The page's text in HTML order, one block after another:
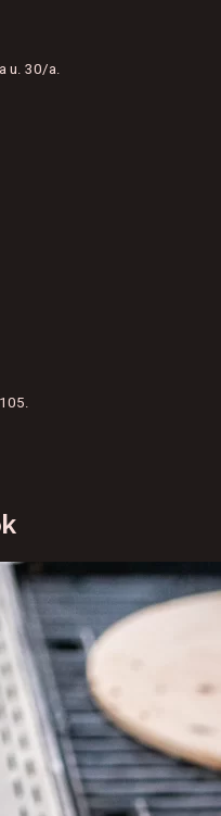
30/a.